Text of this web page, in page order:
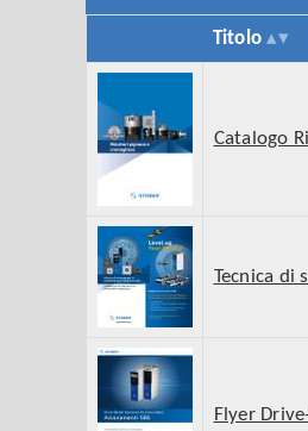
Titolo
Catalogo
Tecnica di
Flyer